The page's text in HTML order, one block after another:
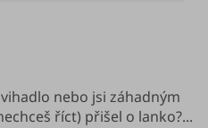
nebo jsi záhadným
říct) přišel o lanko?...